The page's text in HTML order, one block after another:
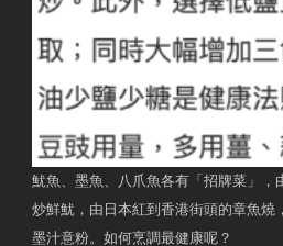
魷魚、墨魚、八爪魚各有「招牌菜」，
炒鮮魷，由日本紅到香港街頭的章魚燒
墨汁意粉。如何烹調最健康呢？